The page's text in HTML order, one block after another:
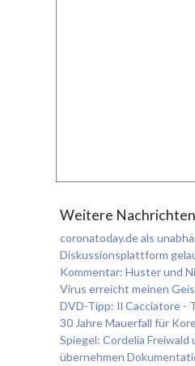
Weitere
coronatoday.de als
Diskussionsplattform
Kommentar: Huster und
Virus erreicht meinen
DVD-Tipp: Il Cacciatore -
30 Jahre Mauerfall für
Spiegel: Cordelia Freiwald
übernehmen